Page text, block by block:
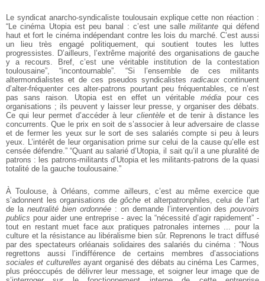
Le syndicat anarcho-syndicaliste toulousain explique cette non réaction :
“Le cinéma Utopia est peu banal : c’est une sallemilitante qui défend
haut et fort le cinéma indépendant contre les lois du marché. C’est aussi
un lieu très engagé politiquement, qui soutient toutes les luttes
progressistes. D’ailleurs, l’extrême majorité des organisations de gauche
y a recours. Bref, c’est une véritable institution de la contestation
toulousaine”, “incontournable”. “Si l’ensemble de ces militants
altermondialistes et de ces pseudos syndicalistes radicauxcontinuent
d’alter-fréquenter ces alter-patrons pourtant peu fréquentables, ce n’est
pas sans raison. Utopia est en effet un véritable médiapour ces
organisations ; ils peuvent y laisser leur presse, y organiser des débats.
Ce qui leur permet d’accéder à leur clientèleet de tenir à distance les
concurrents. Que le prix en soit de s’associer à leur adversaire de classe
et de fermer les yeux sur le sort de ses salariés compte si peu à leurs
yeux. L’intérêt de leur organisation prime sur celui de la cause qu’elle est
censée défendre.” “Quant au salarié d’Utopia, il sait qu’il a une pluralité de
patrons : les patrons-militants d’Utopia et les militants-patrons de la quasi
totalité de la gauche toulousaine.”
À Toulouse, à Orléans, comme ailleurs, c’est au même exercice que
s’adonnent les organisations degôche et alterpatronphiles, celui de l’art
de la neutralité bien ordonnée : on demande l’intervention des pouvoirs
publics pour aider une entreprise - avec la “nécessité d’agir rapidement” -
tout en restant muet face aux pratiques patronales internes ... pour la
culture et la résistance au libéralisme bien sûr. Reprenons le tract diffusé
par des spectateurs orléanais solidaires des salariés du cinéma : “Nous
regrettons aussi l’indifférence de certains membres d’associations
sociales et culturelles ayant organisé des débats au cinéma Les Carmes,
plus préoccupés de délivrer leur message, et soigner leur image que de